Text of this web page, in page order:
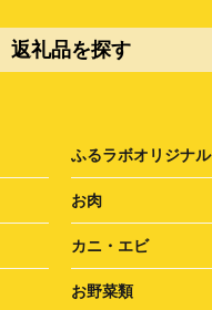
返礼品を探す
ふるラボオリジナル
お肉
カニ・エビ
お野菜類